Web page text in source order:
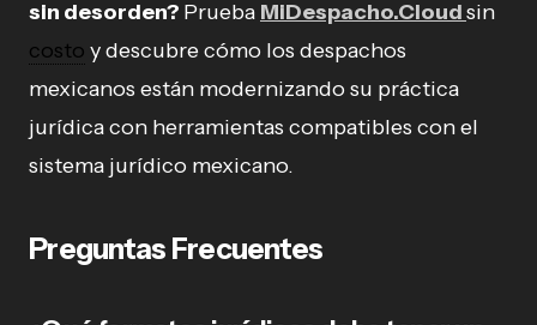
sin desorden? Prueba MiDespacho.Cloudsin
costo y descubre cómo los despachos
mexicanos están modernizando su práctica
jurídica con herramientas compatibles con el
sistema jurídico mexicano.
Preguntas Frecuentes